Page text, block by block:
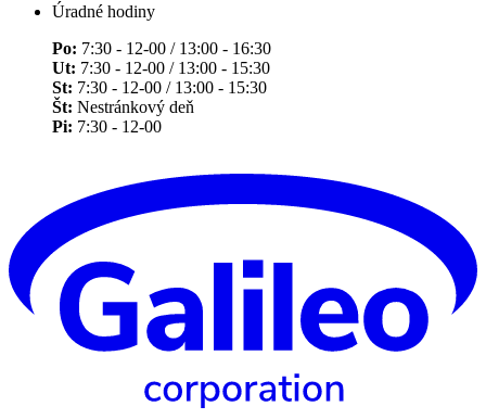
Úradné hodiny
Po: 7:30 - 12-00 / 13:00 - 16:30
Ut: 7:30 - 12-00 / 13:00 - 15:30
St: 7:30 - 12-00 / 13:00 - 15:30
Št: Nestránkový deň
Pi: 7:30 - 12-00